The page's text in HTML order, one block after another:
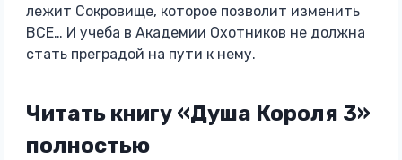
лежит Сокровище, которое позволит изменить
ВСЕ… И учеба в Академии Охотников не должна
стать преградой на пути к нему.
Читать книгу «Душа Короля 3»
полностью